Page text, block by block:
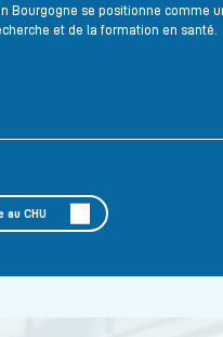
Bourgogne se positionne comme
et de la formation en santé.
au CHU